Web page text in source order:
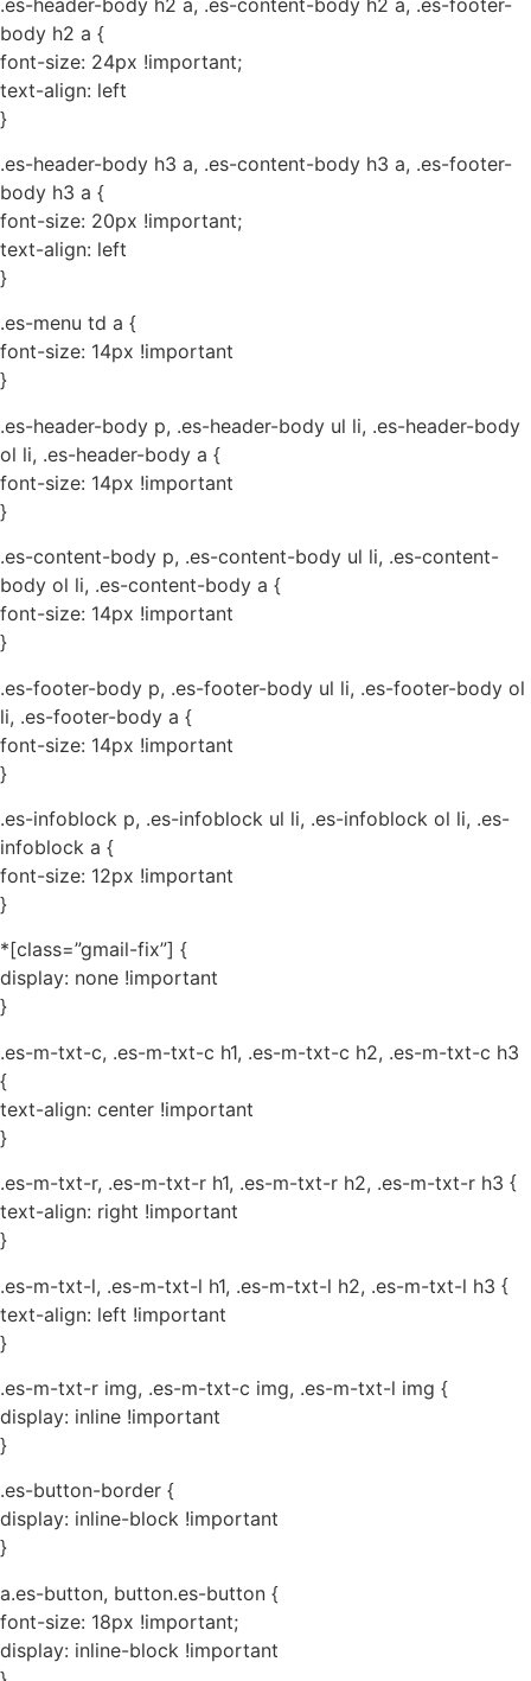
body h2 a {
font-size: 24px !important;
text-align: left
}
.es-header-body h3 a, .es-content-body h3 a, .es-footer-
body h3 a {
font-size: 20px !important;
text-align: left
}
.es-menu td a {
font-size: 14px !important
}
.es-header-body p, .es-header-body ul li, .es-header-body
ol li, .es-header-body a {
font-size: 14px !important
}
.es-content-body p, .es-content-body ul li, .es-content-
body ol li, .es-content-body a {
font-size: 14px !important
}
.es-footer-body p, .es-footer-body ul li, .es-footer-body ol
li, .es-footer-body a {
font-size: 14px !important
}
.es-infoblock p, .es-infoblock ul li, .es-infoblock ol li, .es-
infoblock a {
font-size: 12px !important
}
*[class=”gmail-fix”] {
display: none !important
}
.es-m-txt-c, .es-m-txt-c h1, .es-m-txt-c h2, .es-m-txt-c h3
{
text-align: center !important
}
.es-m-txt-r, .es-m-txt-r h1, .es-m-txt-r h2, .es-m-txt-r h3 {
text-align: right !important
}
.es-m-txt-l, .es-m-txt-l h1, .es-m-txt-l h2, .es-m-txt-l h3 {
text-align: left !important
}
.es-m-txt-r img, .es-m-txt-c img, .es-m-txt-l img {
display: inline !important
}
.es-button-border {
display: inline-block !important
}
a.es-button, button.es-button {
font-size: 18px !important;
display: inline-block !important